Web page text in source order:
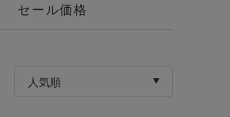
セール価格
人気順